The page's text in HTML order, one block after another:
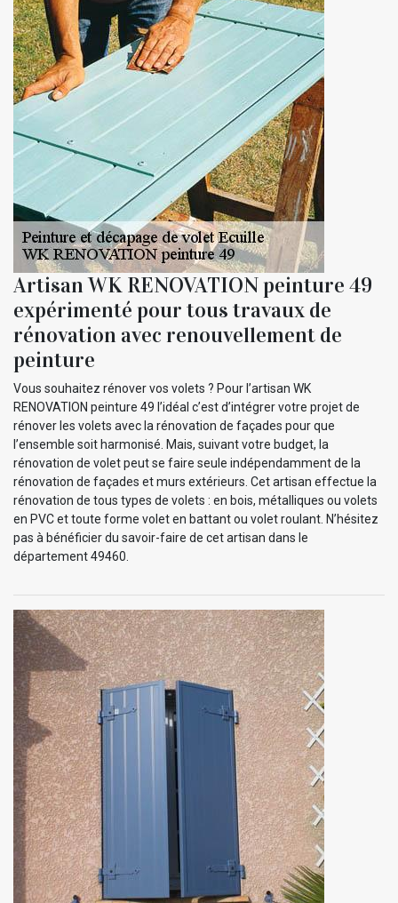
Artisan WK RENOVATION peinture 49
expérimenté pour tous travaux de
rénovation avec renouvellement de
peinture
Vous souhaitez rénover vos volets ? Pour l’artisan WK
RENOVATION peinture 49 l’idéal c’est d’intégrer votre projet de
rénover les volets avec la rénovation de façades pour que
l’ensemble soit harmonisé. Mais, suivant votre budget, la
rénovation de volet peut se faire seule indépendamment de la
rénovation de façades et murs extérieurs. Cet artisan effectue la
rénovation de tous types de volets : en bois, métalliques ou volets
en PVC et toute forme volet en battant ou volet roulant. N’hésitez
pas à bénéficier du savoir-faire de cet artisan dans le
département 49460.